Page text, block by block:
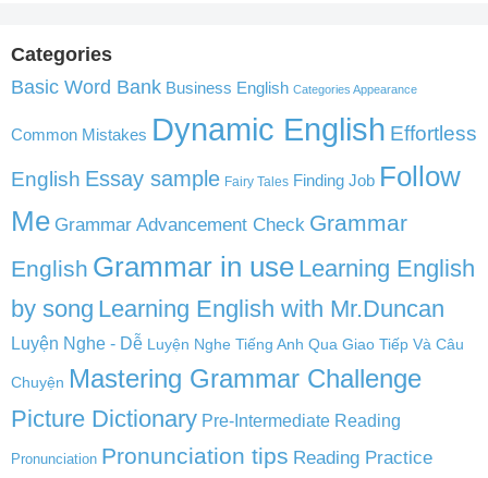
Categories
Basic Word Bank Business English Categories Appearance
Common Mistakes Dynamic English Effortless
English Essay sample Fairy Tales Finding Job Follow
Me Grammar Advancement Check Grammar
English Grammar in use Learning English
by song Learning English with Mr.Duncan
Luyện Nghe - Dễ Luyện Nghe Tiếng Anh Qua Giao Tiếp Và Câu
Chuyện Mastering Grammar Challenge
Picture Dictionary Pre-Intermediate Reading
Pronunciation Pronunciation tips Reading Practice